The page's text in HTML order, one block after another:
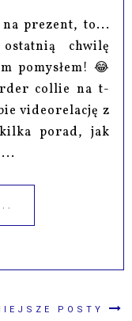
na prezent, to...
chwilę
pomysłem! 😂
collie na t-
videorelację z
porad, jak
POSTY